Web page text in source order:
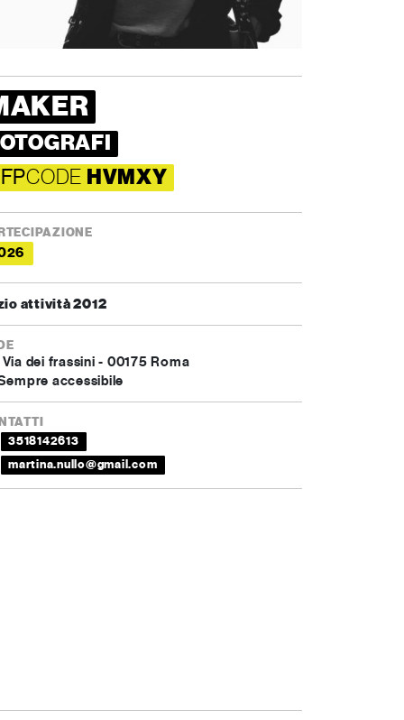
CODE HVMXY
attività 2012
Via dei frassini - 00175 Roma
accessibile
3518142613
martina.nullo@gmail.com